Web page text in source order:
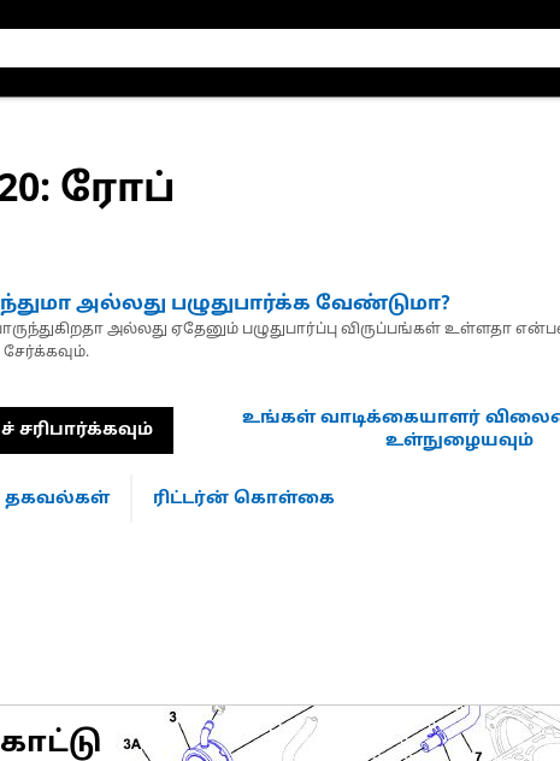
: ரோப்
அல்லது பழுதுபார்க்க வேண்டுமா?
அல்லது ஏதேனும் பழுதுபார்ப்பு விருப்பங்கள் உள்ளதா
உங்கள் வாடிக்கையாளர்
உள்நுழையவும்
தகவல்கள் ரிட்டர்ன் கொள்கை